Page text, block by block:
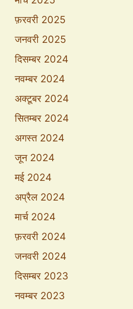
फ़रवरी 2025
जनवरी 2025
दिसम्बर 2024
नवम्बर 2024
अक्टूबर 2024
सितम्बर 2024
अगस्त 2024
जून 2024
मई 2024
अप्रैल 2024
मार्च 2024
फ़रवरी 2024
जनवरी 2024
दिसम्बर 2023
नवम्बर 2023